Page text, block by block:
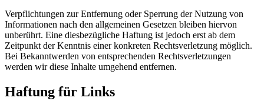
Verpflichtungen zur Entfernung oder Sperrung der Nutzung von
Informationen nach den allgemeinen Gesetzen bleiben hiervon
unberührt. Eine diesbezügliche Haftung ist jedoch erst ab dem
Zeitpunkt der Kenntnis einer konkreten Rechtsverletzung möglich.
Bei Bekanntwerden von entsprechenden Rechtsverletzungen
werden wir diese Inhalte umgehend entfernen.
Haftung für Links